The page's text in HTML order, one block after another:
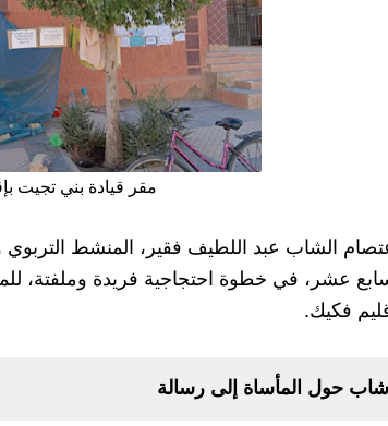
مقر قيادة بني تجيت
الشاب عبد اللطيف فقير، المنشط التربوي
عشر، في خطوة احتجاجية فريدة وملفتة،
فكيك.
حول المأساة إلى رسالة